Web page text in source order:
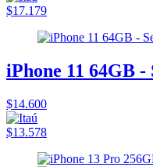
$17.179
iPhone 11 64GB -
$14.600
$13.578